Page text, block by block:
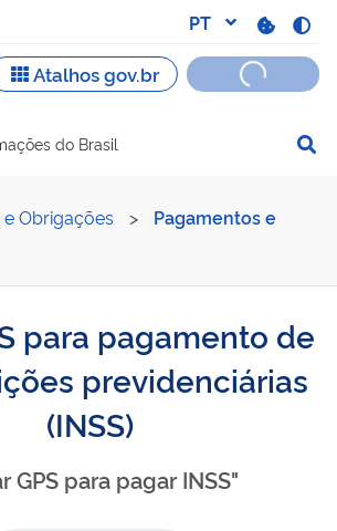
de navegação
do Brasil
para
Obrigações >
Pagamentos e
para pagamento de
previdenciárias
(INSS)
GPS para pagar INSS"